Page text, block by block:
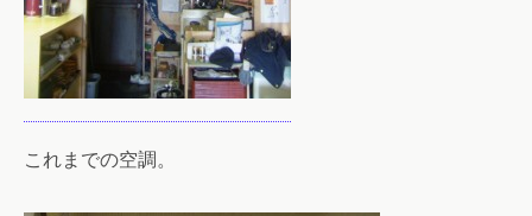
これまでの空調。